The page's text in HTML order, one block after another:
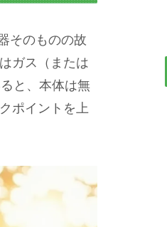
そのものの故
ガス（または
と、本体は無
ポイントを上